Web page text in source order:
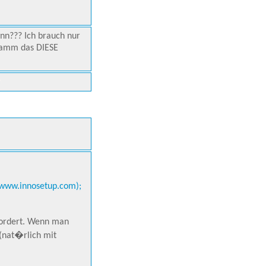
Ich brauch nur
das DIESE
Wenn man
(nat�rlich mit